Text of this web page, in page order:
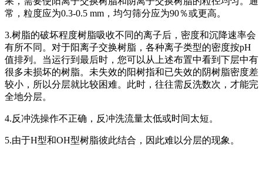
常，粒度应为0.3-0.5 mm，均匀筛分应为90％或更高。
3.树脂的破坏程度树脂吸收不同的离子后，密度和沉降速率会
有所不同。对于阳离子交换树脂，各种离子类型的密度按pH
值排列。当运行到最后时，您可以从上述布置中看到下层中有
很多未损坏的树脂。未失效的阳树指和已失效的阴树脂密度差
较小，所以分层就比较困难。此时，往往需反洗数次，才能完
全地分层。
4.反冲洗操作不正确，反冲洗流量太低或时间太短。
5.由于H型和OH型树脂彼此结合，因此难以分层的现象。